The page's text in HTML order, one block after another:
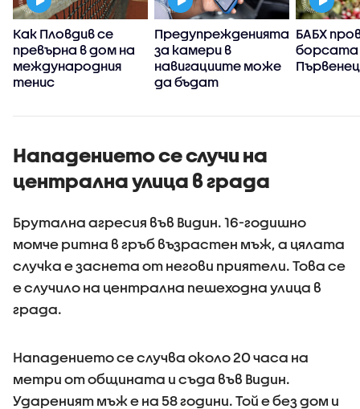
Как Пловдив се
превърна в дом на
международния
тенис
Предупрежденията
за камери в
навигациите може
да бъдат
направи ли това
БАБХ
борсата
Първенец
Нападението се случи на
централна улица в града
Брутална агресия във Видин. 16-годишно
момче ритна в гръб възрастен мъж, а цялата
случка е заснета от негови приятели. Това се
е случило на централна пешеходна улица в
града.
Нападението се случва около 20 часа на
метри от общината и съда във Видин.
Удареният мъж е на 58 години. Той е без дом и